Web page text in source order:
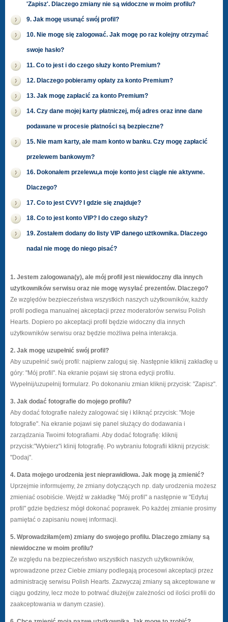
'Zapisz'. Dlaczego zmiany nie są widoczne w moim profilu?
9. Jak mogę usunąć swój profil?
10. Nie mogę się zalogować. Jak mogę po raz kolejny otrzymać
swoje hasło?
11. Co to jest i do czego służy konto Premium?
12. Dlaczego pobieramy opłaty za konto Premium?
13. Jak mogę zapłacić za konto Premium?
14. Czy dane mojej karty płatniczej, mój adres oraz inne dane
podawane w procesie płatności są bezpieczne?
15. Nie mam karty, ale mam konto w banku. Czy mogę zapłacić
przelewem bankowym?
16. Dokonałem przelewu,a moje konto jest ciągle nie aktywne.
Dlaczego?
17. Co to jest CVV? I gdzie się znajduje?
18. Co to jest konto VIP? I do czego służy?
19. Zostałem dodany do listy VIP danego użtkownika. Dlaczego
nadal nie mogę do niego pisać?
1. Jestem zalogowana(y), ale mój profil jest niewidoczny dla innych
użytkowników serwisu oraz nie mogę wysyłać prezentów. Dlaczego?
Ze względów bezpieczeństwa wszystkich naszych użytkowników, każdy
profil podlega manualnej akceptacji przez moderatorów serwisu Polish
Hearts. Dopiero po akceptacji profil będzie widoczny dla innych
użytkowników serwisu oraz będzie możliwa pełna interakcja.
2. Jak mogę uzupełnić swój profil?
Aby uzupełnić swój profil: najpierw zaloguj się. Następnie kliknij zakładkę u
góry: "Mój profil". Na ekranie pojawi się strona edycji profilu.
Wypełnij/uzupełnij formularz. Po dokonaniu zmian kliknij przycisk: "Zapisz".
3. Jak dodać fotografie do mojego profilu?
Aby dodać fotografie należy zalogować się i kliknąć przycisk: "Moje
fotografie". Na ekranie pojawi się panel służący do dodawania i
zarządzania Twoimi fotografiami. Aby dodać fotografię: kliknij
przycisk:"Wybierz"i klinij fotografię. Po wybraniu fotografii kliknij przycisk:
"Dodaj".
4. Data mojego urodzenia jest nieprawidłowa. Jak mogę ją zmienić?
Uprzejmie informujemy, że zmiany dotyczących np. daty urodzenia możesz
zmieniać osobiście. Wejdź w zakładkę "Mój profil" a następnie w "Edytuj
profil" gdzie będziesz mógł dokonać poprawek. Po każdej zmianie prosimy
pamiętać o zapisaniu nowej informacji.
5. Wprowadziłam(em) zmiany do swojego profilu. Dlaczego zmiany są
niewidoczne w moim profilu?
Ze względu na bezpieczeństwo wszystkich naszych użytkowników,
wprowadzone przez Ciebie zmiany podlegają procesowi akceptacji przez
administrację serwisu Polish Hearts. Zazwyczaj zmiany są akceptowane w
ciągu godziny, lecz może to potrwać dłużej(w zależności od ilości profili do
zaakceptowania w danym czasie).